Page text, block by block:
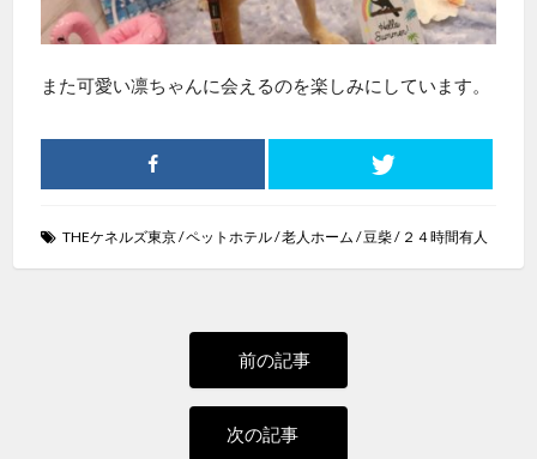
また可愛い凛ちゃんに会えるのを楽しみにしています。
THEケネルズ東京/ペットホテル/老人ホーム /豆柴/ ２４時間有人
前の記事
次の記事